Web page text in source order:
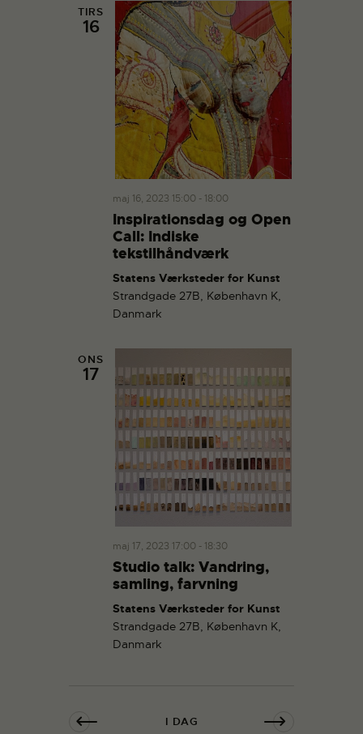
TIRS
16
maj 16, 2023 15:00 - 18:00
Inspirationsdag og Open
Call: Indiske
tekstilhåndværk
Statens Værksteder for Kunst
Strandgade 27B, København K,
Danmark
ONS
17
maj 17, 2023 17:00 - 18:30
Studio talk: Vandring,
samling, farvning
Statens Værksteder for Kunst
Strandgade 27B, København K,
Danmark
I DAG